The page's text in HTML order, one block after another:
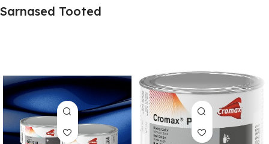
Sarnased Tooted